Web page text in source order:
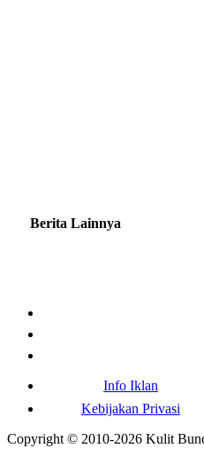
Berita Lainnya
Info Iklan
Kebijakan Privasi
Copyright © 2010-2026 Kulit